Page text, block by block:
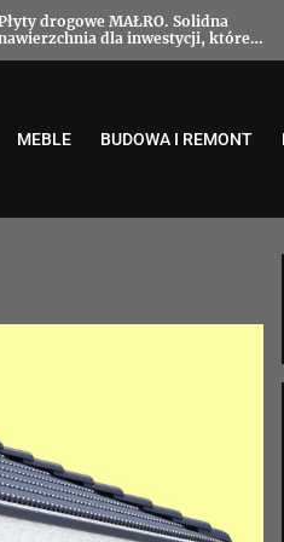
Stropy filigran od Stropy Małro
pewna technologia dla
MEBLE BUDOWA I REMONT